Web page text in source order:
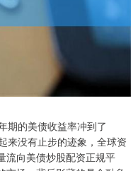
期的美债收益率冲到了
来没有止步的迹象，全球资
流向美债炒股配资正规平